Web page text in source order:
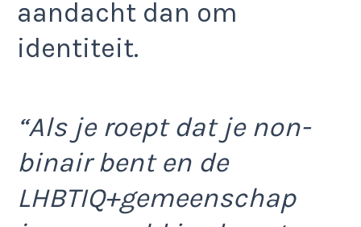
aandacht dan om
identiteit.
“Als je roept dat je non-
binair bent en de
LHBTIQ+gemeenschap